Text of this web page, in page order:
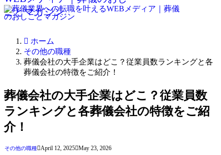
ホーム
その他の職種
葬儀会社の大手企業はどこ？従業員数ランキングと各
葬儀会社の特徴をご紹介！
葬儀会社の大手企業はどこ？従業員数
ランキングと各葬儀会社の特徴をご紹
介！
その他の職種 April 12, 2025 May 23, 2026